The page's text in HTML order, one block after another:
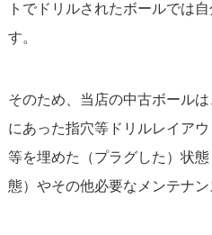
トでドリルされたボールでは
す。
そのため、当店の中古ボール
にあった指穴等ドリルレイア
等を埋めた（プラグした）状
態）やその他必要なメンテナン